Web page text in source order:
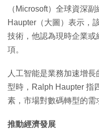
（Microsoft）全球資深
Haupter（大圖）表示，
技術，他認為現時企業
項。
人工智能是業務加速增
型時，Ralph Haupter 指
素，市場對數碼轉型的需
推動經濟發展